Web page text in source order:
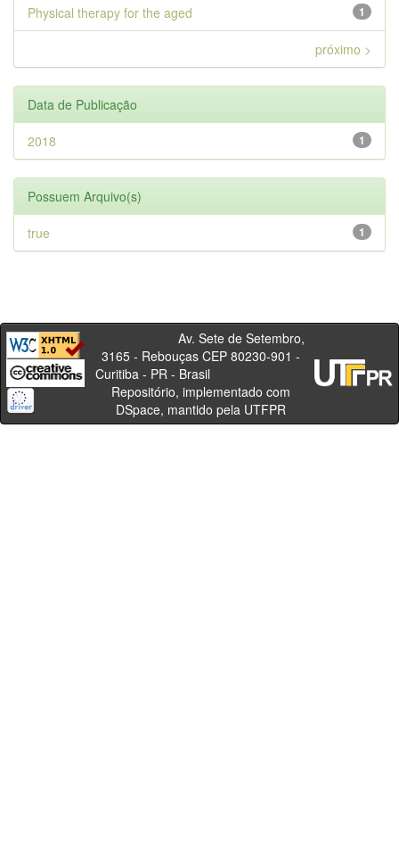
1
Physical therapy for the aged
próximo >
Data de Publicação
1
2018
Possuem Arquivo(s)
1
true
Av. Sete de Setembro,
3165 - Rebouças CEP 80230-901 -
Curitiba - PR - Brasil
Repositório, implementado com
DSpace, mantido pela UTFPR